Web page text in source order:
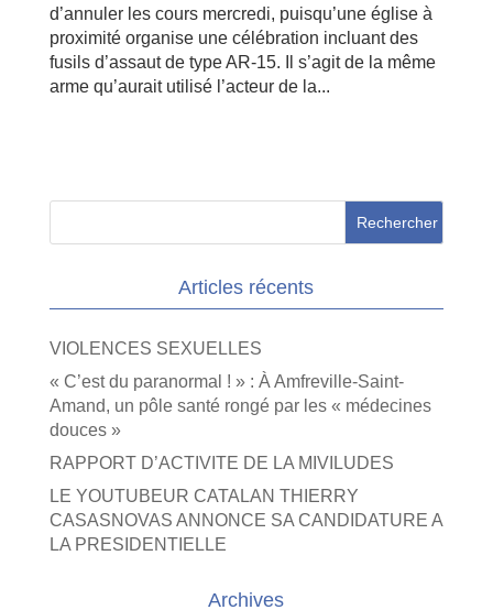
d’annuler les cours mercredi, puisqu’une église à
proximité organise une célébration incluant des
fusils d’assaut de type AR-15. Il s’agit de la même
arme qu’aurait utilisé l’acteur de la...
Articles récents
VIOLENCES SEXUELLES
« C’est du paranormal ! » : À Amfreville-Saint-
Amand, un pôle santé rongé par les « médecines
douces »
RAPPORT D’ACTIVITE DE LA MIVILUDES
LE YOUTUBEUR CATALAN THIERRY
CASASNOVAS ANNONCE SA CANDIDATURE A
LA PRESIDENTIELLE
Archives